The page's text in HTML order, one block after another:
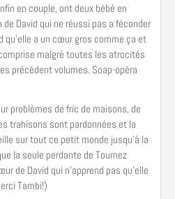
en couple, ont deux bébé en
de David qui ne réussi pas a féconder
qu’elle a un cœur gros comme ça et
malgré toutes les atrocités
précédent volumes. Soap-opéra
problèmes de fric de maisons, de
trahisons sont pardonnées et la
sur tout ce petit monde jusqu’à la
la seule perdante de Tournez
de David qui n’apprend pas qu’elle
Tambi!)